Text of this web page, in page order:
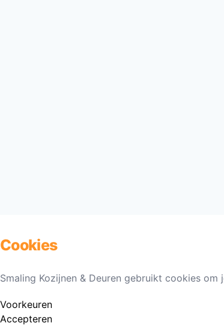
Cookies
Smaling Kozijnen & Deuren gebruikt cookies
Voorkeuren
Accepteren